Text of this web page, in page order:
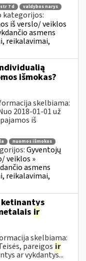
7 d
valdybos narys
kategorijos:
iš verslo/ veiklos
asmens
reikalavimai,
išmokas?
skelbiama:
2018-01-01 už
iš
nuomos išmokos
Gyventojų
veiklos »
asmens
reikalavimai,
ir
skelbiama:
pareigos ir
ar vykdantys...